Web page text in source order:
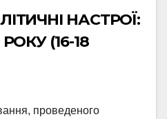
НАСТРОЇ:
(16-18
проведеного